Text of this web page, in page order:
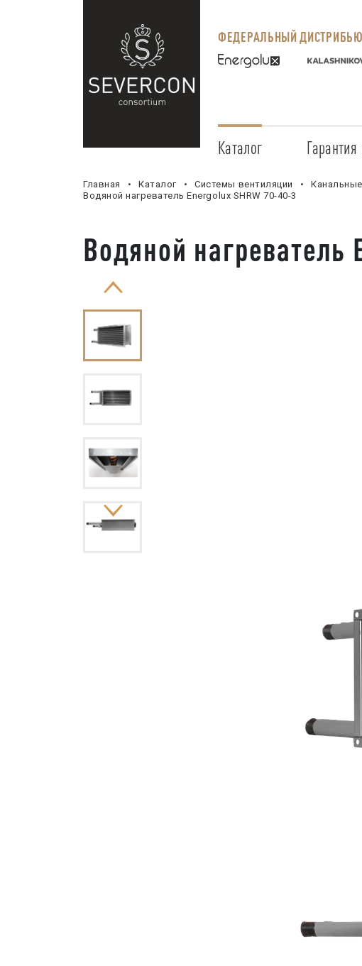
ФЕДЕРАЛЬНЫЙ
Каталог
Прайс-
Главная Каталог Системы вентиляции
Водяной нагреватель Energolux SHRW 70-40-3
Водяной нагреватель